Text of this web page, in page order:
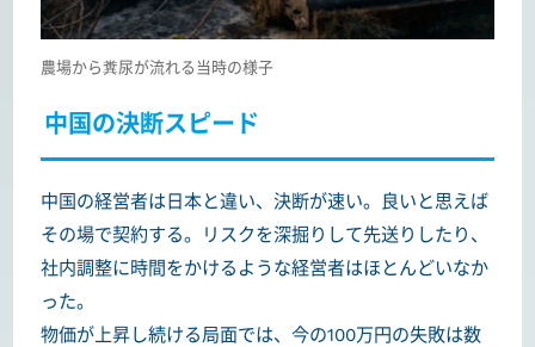
農場から糞尿が流れる当時の様子
中国の決断スピード
中国の経営者は日本と違い、決断が速い。良いと思えば
その場で契約する。リスクを深掘りして先送りしたり、
社内調整に時間をかけるような経営者はほとんどいなか
った。
物価が上昇し続ける局面では、今の100万円の失敗は数